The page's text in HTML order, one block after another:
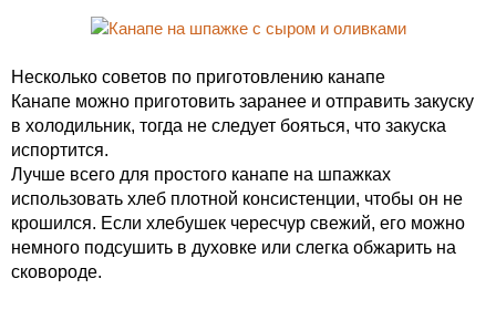
Несколько советов по приготовлению канапе
Канапе можно приготовить заранее и отправить закуску
в холодильник, тогда не следует бояться, что закуска
испортится.
Лучше всего для простого канапе на шпажках
использовать хлеб плотной консистенции, чтобы он не
крошился. Если хлебушек чересчур свежий, его можно
немного подсушить в духовке или слегка обжарить на
сковороде.